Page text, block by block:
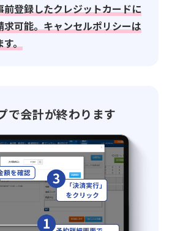
前登録したクレジットカードに
求可能。キャンセルポリシーは
す。
で会計が終わります